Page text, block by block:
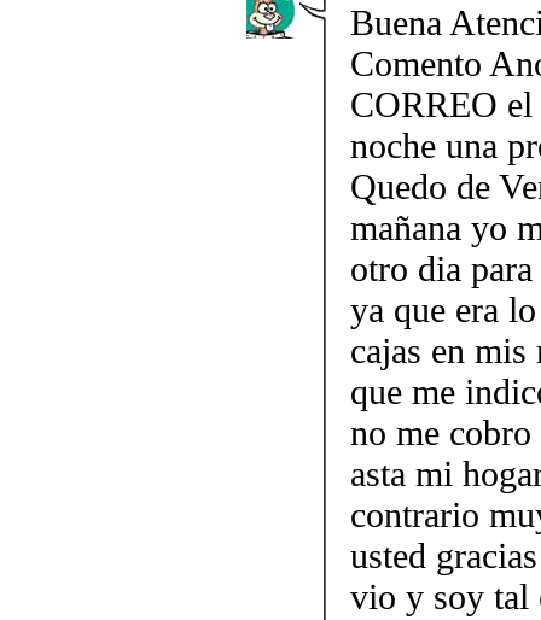
Buena
Comento
CORREO el
noche una
Quedo de
mañana yo
otro dia
ya que era
cajas en
que me
no me cobro
asta mi
contrario
usted
vio y soy tal